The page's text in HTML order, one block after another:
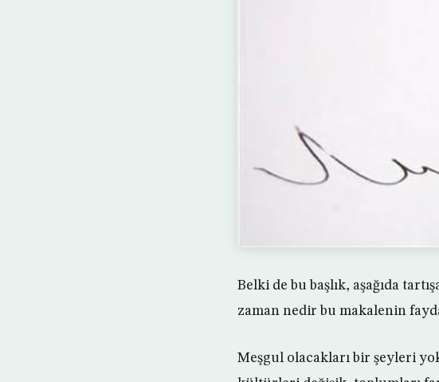
Belki de bu başlık, aşağıda
zaman nedir bu makalenin
Meşgul olacakları bir şeyleri